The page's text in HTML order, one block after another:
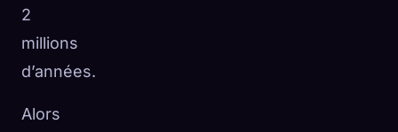
2
millions
d’années.
Alors